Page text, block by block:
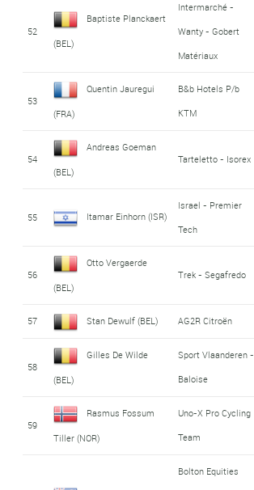
52
Baptiste Planckaert
(BEL)
Intermarché -
Wanty - Gobert
Matériaux
53
Quentin Jauregui
(FRA)
B&b Hotels P/b
KTM
54
Andreas Goeman
(BEL)
Tarteletto - Isorex
55 Itamar Einhorn (ISR)
Israel - Premier
Tech
56
Otto Vergaerde
(BEL)
Trek - Segafredo
57 Stan Dewulf (BEL) AG2R Citroën
58
Gilles De Wilde
(BEL)
Sport Vlaanderen -
Baloise
59
Rasmus Fossum
Tiller (NOR)
Uno-X Pro Cycling
Team
Bolton Equities